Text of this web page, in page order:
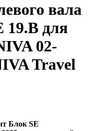
вала
19.B для
02-
Travel
Блок SE